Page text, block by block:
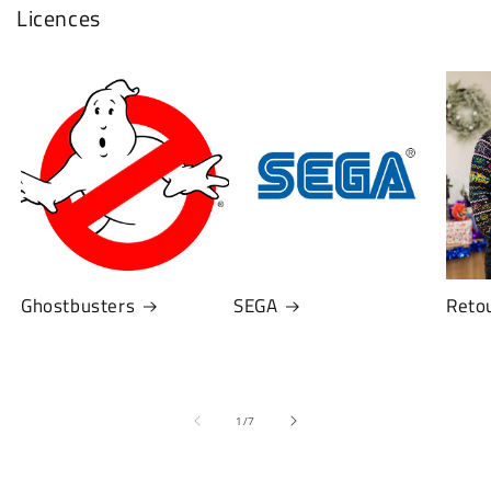
Licences
Ghostbusters SEGA
1 /de
7